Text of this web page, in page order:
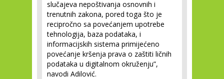
slučajeva nepoštivanja osnovnih i
trenutnih zakona, pored toga što je
recipročno sa povećanjem upotrebe
tehnologija, baza podataka, i
informacijskih sistema primijećeno
povećanje kršenja prava o zaštiti ličnih
podataka u digitalnom okruženju”,
navodi Adilović.